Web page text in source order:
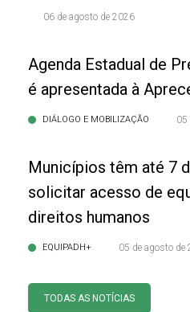
06 de agosto de 2026
Agenda Estadual de
é apresentada à
DIÁLOGO E MOBILIZAÇÃO 05
Municípios têm até 7
solicitar acesso de
direitos humanos
EQUIPADH+ 05 de agosto de
TODAS AS NOTÍCIAS